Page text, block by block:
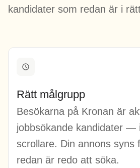
kandidater som redan är i
Rätt målgrupp
Besökarna på Kronan är
jobbsökande kandidater —
scrollare. Din annons syns
redan är redo att söka.